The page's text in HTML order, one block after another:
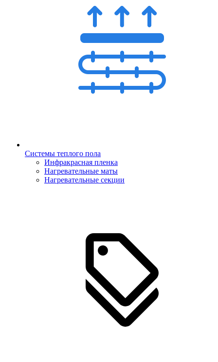
Системы теплого пола
Инфракрасная пленка
Нагревательные маты
Нагревательные секции